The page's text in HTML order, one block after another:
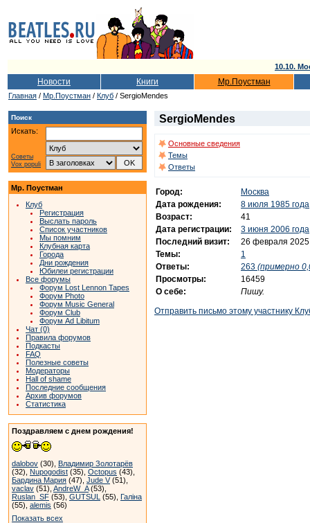
10.10.
Новости Книги Мр.Поустман
Главная / Мр.Поустман / Клуб / SergioMendes
Поиск
Искать:
Советы
Vox populi
Мр. Поустман
Клуб
Регистрация
Выслать пароль
Список участников
Мы помним
Клубная карта
Города
Дни рождения
Юбилеи регистрации
Все форумы
Форум Lost Lennon Tapes
Форум Photo
Форум Music General
Форум Club
Форум Ad Libitum
Чат (0)
Правила форумов
Подкасты
FAQ
Полезные советы
Модераторы
Hall of shame
Последние сообщения
Архив форумов
Статистика
Поздравляем с днем рождения!
dalobov (30), Владимир Золотарёв
(32), Nupogodist (35), Octopus (43),
Бардина Мария (47), Jude V(51),
vaclav (51), AndreW_A(53),
Ruslan_SF (53), GUTSUL (55), Галіна
(55), alemis (56)
Показать всех
SergioMendes
Основные сведения
Темы
Ответы
Город:
Москва
Дата рождения:
8 июля 1985 года
Возраст:
41
Дата регистрации:
3 июня 2006 года
Последний визит:
26 февраля 2025
Темы:
1
Ответы:
263 (примерно
Просмотры:
16459
О себе:
Пишу.
Отправить письмо этому участнику